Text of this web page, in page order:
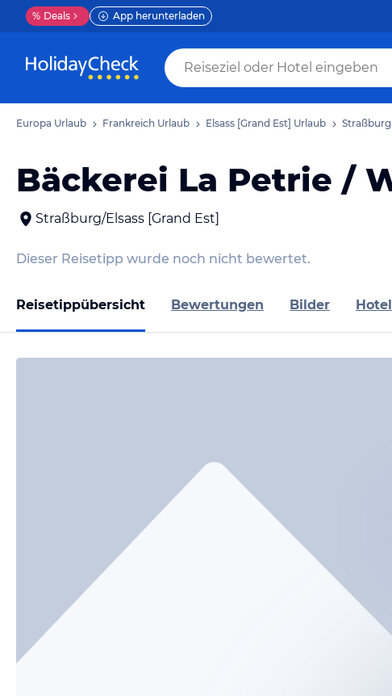
% Deals App herunterladen
Europa Urlaub Frankreich Urlaub Elsass [Grand Est] Urlaub
Bäckerei La Petrie /
Straßburg/Elsass [Grand Est]
Dieser Reisetipp wurde noch nicht bewertet.
Reisetippübersicht Bewertungen Bilder